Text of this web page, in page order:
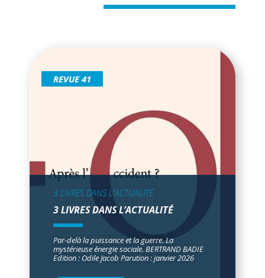
REVUE 41
3 LIVRES DANS L'ACTUALITÉ
3 LIVRES DANS L’ACTUALITÉ
Par-delà la puissance et la guerre. La
mystérieuse énergie sociale. BERTRAND BADIE
Edition : Odile Jacob Parution : janvier 2026